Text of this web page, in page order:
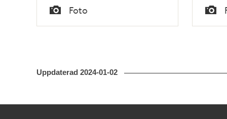
Tid
Typ
Foto Tid
Typ
Uppdaterad 2024-01-02